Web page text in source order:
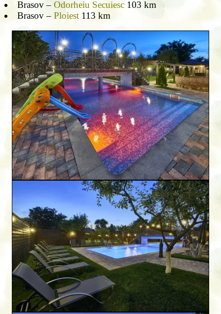
Brasov – Odorheiu Secuiesc103 km
Brasov – Ploiest113 km